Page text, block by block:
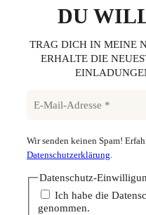
DU
TRAG DICH IN MEINE
ERHALTE DIE
Wir senden keinen Spam!
Datenschutzerklärung
Datenschutz-
Ich habe die
genommen.